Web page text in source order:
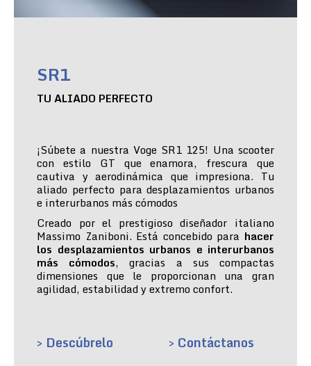
SR1
TU ALIADO PERFECTO
¡Súbete a nuestra Voge SR1 125! Una scooter
con estilo GT que enamora, frescura que
cautiva y aerodinámica que impresiona. Tu
aliado perfecto para desplazamientos urbanos
e interurbanos más cómodos
Creado por el prestigioso diseñador italiano
Massimo Zaniboni. Está concebido para hacer
los desplazamientos urbanos e interurbanos
más cómodos, gracias a sus compactas
dimensiones que le proporcionan una gran
agilidad, estabilidad y extremo confort.
> Descúbrelo > Contáctanos